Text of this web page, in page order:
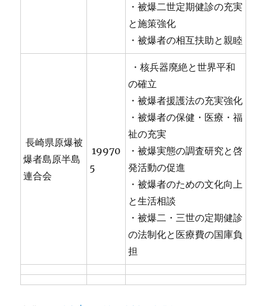
・被爆二世定期健診の充実
と施策強化
・被爆者の相互扶助と親睦
長崎県原爆被
爆者島原半島
連合会
19970
5
・核兵器廃絶と世界平和
の確立
・被爆者援護法の充実強化
・被爆者の保健・医療・福
祉の充実
・被爆実態の調査研究と啓
発活動の促進
・被爆者のための文化向上
と生活相談
・被爆二・三世の定期健診
の法制化と医療費の国庫負
担